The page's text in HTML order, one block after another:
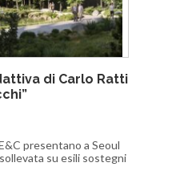
di Carlo Ratti
presentano a Seoul
su esili sostegni